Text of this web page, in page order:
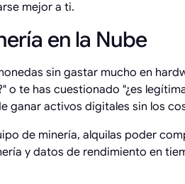
mejor a ti.
en la Nube
sin gastar mucho en
o te has cuestionado "¿es
ganar activos digitales sin los
de minería, alquilas poder
y datos de rendimiento en